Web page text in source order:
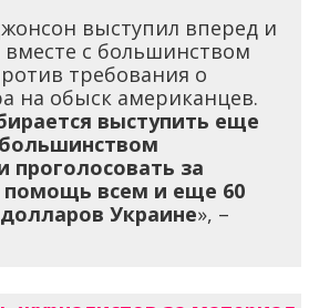
выступил вперед и
вместе с большинством
требования о
на обыск американцев.
выступить еще
проголосовать за
помощь всем и еще 60
Украине», –